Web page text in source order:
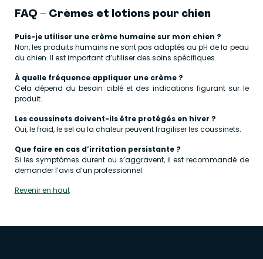
FAQ – Crèmes et lotions pour chien
Puis-je utiliser une crème humaine sur mon chien ?
Non, les produits humains ne sont pas adaptés au pH de la peau
du chien. Il est important d’utiliser des soins spécifiques.
À quelle fréquence appliquer une crème ?
Cela dépend du besoin ciblé et des indications figurant sur le
produit.
Les coussinets doivent-ils être protégés en hiver ?
Oui, le froid, le sel ou la chaleur peuvent fragiliser les coussinets.
Que faire en cas d’irritation persistante ?
Si les symptômes durent ou s’aggravent, il est recommandé de
demander l’avis d’un professionnel.
Revenir en haut